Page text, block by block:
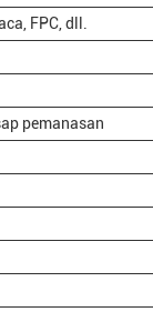
FPC, dll.
pemanasan